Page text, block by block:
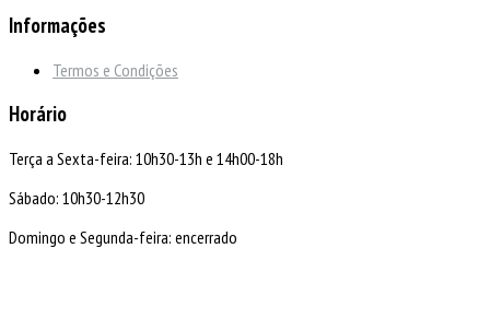
Informações
Termos e Condições
Horário
Terça a Sexta-feira: 10h30-13h e 14h00-18h
Sábado: 10h30-12h30
Domingo e Segunda-feira: encerrado